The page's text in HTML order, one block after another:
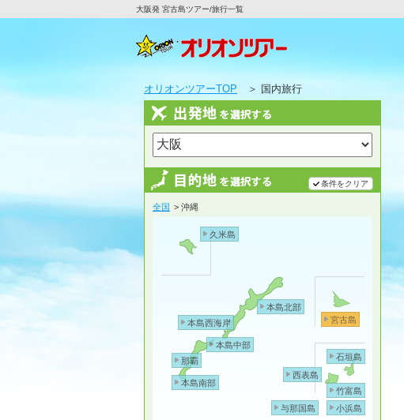
大阪発 宮古島ツアー/旅行一覧
オリオンツアーTOP ＞ 国内旅行
条件をクリア
全国 > 沖縄
那覇
本島南部
本島中部
本島西海岸
本島北部
久米島
宮古島
石垣島
西表島
小浜島
竹富島
与那国島